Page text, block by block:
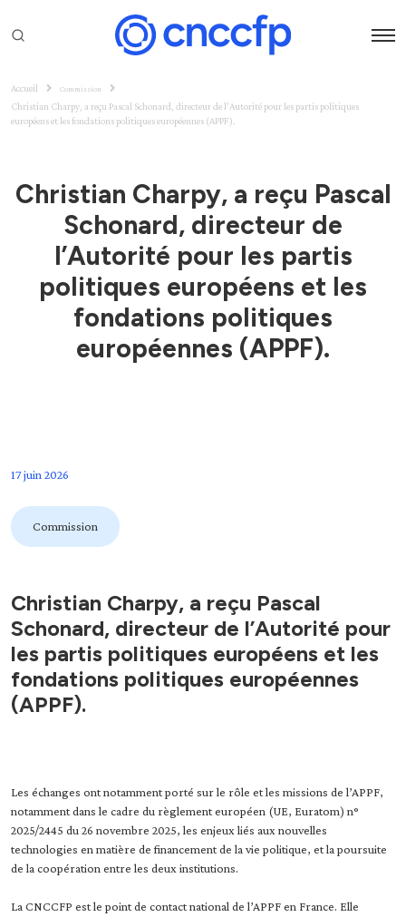
Accueil Commission
​Christian Charpy, a reçu Pascal Schonard, directeur de l’Autorité pour les partis politiques
européens et les fondations politiques européennes (APPF).
​Christian Charpy, a reçu Pascal
Schonard, directeur de
l’Autorité pour les partis
politiques européens et les
fondations politiques
européennes (APPF).
17 juin 2026
Commission
​Christian Charpy, a reçu Pascal
Schonard, directeur de l’Autorité pour
les partis politiques européens et les
fondations politiques européennes
(APPF).
Les échanges ont notamment porté sur le rôle et les missions de l’APPF,
notamment dans le cadre du règlement européen (UE, Euratom) n°
2025/2445 du 26 novembre 2025, les enjeux liés aux nouvelles
technologies en matière de financement de la vie politique, et la poursuite
de la coopération entre les deux institutions.
La CNCCFP est le point de contact national de l’APPF en France. Elle